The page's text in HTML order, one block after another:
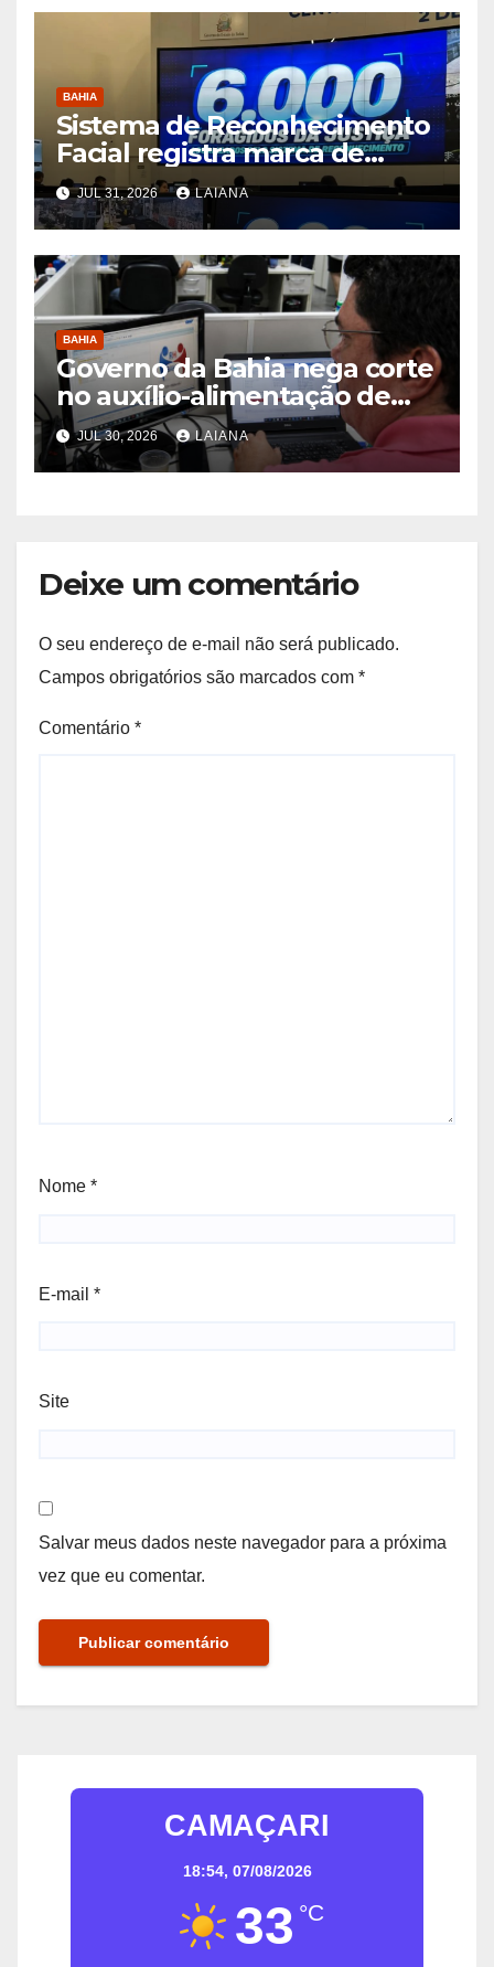
BAHIA
Sistema de Reconhecimento
Facial registra marca de
6.000 foragidos capturados
na Bahia, diz SSP
JUL 31, 2026 LAIANA
BAHIA
Governo da Bahia nega corte
no auxílio-alimentação de
servidores Reda
JUL 30, 2026 LAIANA
Deixe um comentário
O seu endereço de e-mail não será publicado.
Campos obrigatórios são marcados com *
Comentário *
Nome *
E-mail *
Site
Salvar meus dados neste navegador para a próxima
vez que eu comentar.
CAMAÇARI
18:54, 07/08/2026
33 °C